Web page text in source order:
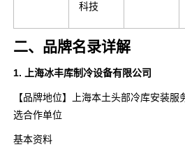
科技
二、品牌名录详解
1. 上海冰丰库制冷设备有限公司
【品牌地位】上海本土头部冷库安装
选合作单位
基本资料